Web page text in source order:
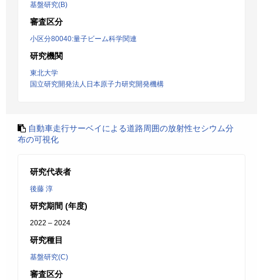
基盤研究(B)
審査区分
小区分80040:量子ビーム科学関連
研究機関
東北大学
国立研究開発法人日本原子力研究開発機構
自動車走行サーベイによる道路周囲の放射性セシウム分
布の可視化
研究代表者
後藤 淳
研究期間 (年度)
2022 – 2024
研究種目
基盤研究(C)
審査区分